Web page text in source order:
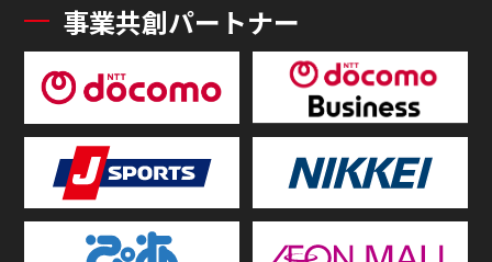
事業共創パートナー